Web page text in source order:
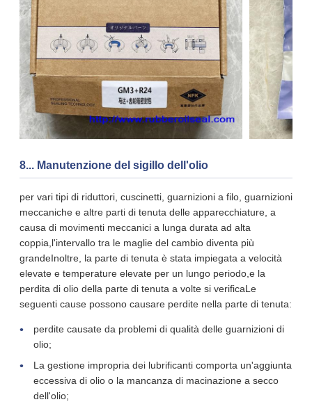
8... Manutenzione del sigillo dell'olio
per vari tipi di riduttori, cuscinetti, guarnizioni a filo, guarnizioni
meccaniche e altre parti di tenuta delle apparecchiature, a
causa di movimenti meccanici a lunga durata ad alta
coppia,l'intervallo tra le maglie del cambio diventa più
grandeInoltre, la parte di tenuta è stata impiegata a velocità
elevate e temperature elevate per un lungo periodo,e la
perdita di olio della parte di tenuta a volte si verificaLe
seguenti cause possono causare perdite nella parte di tenuta:
perdite causate da problemi di qualità delle guarnizioni di
olio;
La gestione impropria dei lubrificanti comporta un'aggiunta
eccessiva di olio o la mancanza di macinazione a secco
dell'olio;